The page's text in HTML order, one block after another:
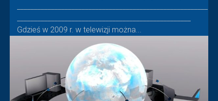
Gdzieś w 2009 r. w telewizji można...